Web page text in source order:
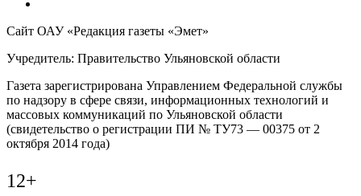
Сайт ОАУ «Редакция газеты «Эмет»
Учредитель: Правительство Ульяновской области
Газета зарегистрирована Управлением Федеральной службы
по надзору в сфере связи, информационных технологий и
массовых коммуникаций по Ульяновской области
(свидетельство о регистрации ПИ № ТУ73 — 00375 от 2
октября 2014 года)
12+